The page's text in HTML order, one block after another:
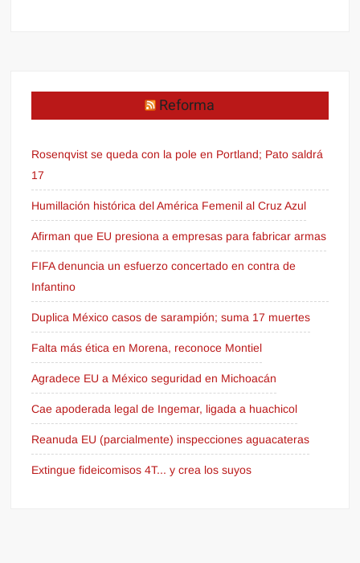
Reforma
Rosenqvist se queda con la pole en Portland; Pato saldrá
17
Humillación histórica del América Femenil al Cruz Azul
Afirman que EU presiona a empresas para fabricar armas
FIFA denuncia un esfuerzo concertado en contra de
Infantino
Duplica México casos de sarampión; suma 17 muertes
Falta más ética en Morena, reconoce Montiel
Agradece EU a México seguridad en Michoacán
Cae apoderada legal de Ingemar, ligada a huachicol
Reanuda EU (parcialmente) inspecciones aguacateras
Extingue fideicomisos 4T... y crea los suyos